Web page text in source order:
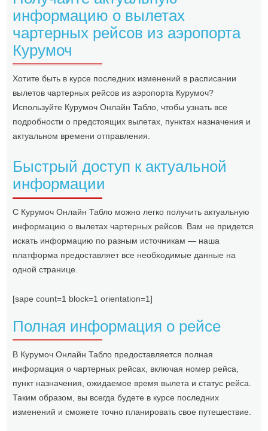
информацию о вылетах
чартерных рейсов из аэропорта
Курумоч
Хотите быть в курсе последних изменений в расписании
вылетов чартерных рейсов из аэропорта Курумоч?
Используйте Курумоч Онлайн Табло, чтобы узнать все
подробности о предстоящих вылетах, пунктах назначения и
актуальном времени отправления.
Быстрый доступ к актуальной
информации
С Курумоч Онлайн Табло можно легко получить актуальную
информацию о вылетах чартерных рейсов. Вам не придется
искать информацию по разным источникам — наша
платформа предоставляет все необходимые данные на
одной странице.
[sape count=1 block=1 orientation=1]
Полная информация о рейсе
В Курумоч Онлайн Табло предоставляется полная
информация о чартерных рейсах, включая номер рейса,
пункт назначения, ожидаемое время вылета и статус рейса.
Таким образом, вы всегда будете в курсе последних
изменений и сможете точно планировать свое путешествие.